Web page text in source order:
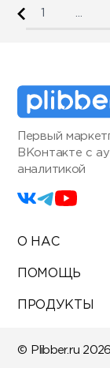
Первый
ВКонтакте с
аналитикой
О НАС
ПОМОЩЬ
ПРОДУКТЫ
© Plibber.ru